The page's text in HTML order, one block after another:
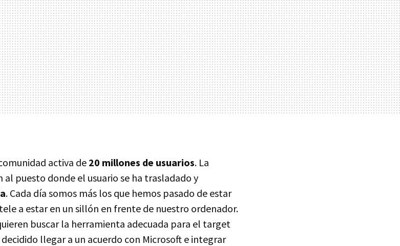
activa de 20 millones de usuarios. La
puesto donde el usuario se ha trasladado y
. Cada día somos más los que hemos pasado de estar
a estar en un sillón en frente de nuestro ordenador.
buscar la herramienta adecuada para el target
llegar a un acuerdo con Microsoft e integrar